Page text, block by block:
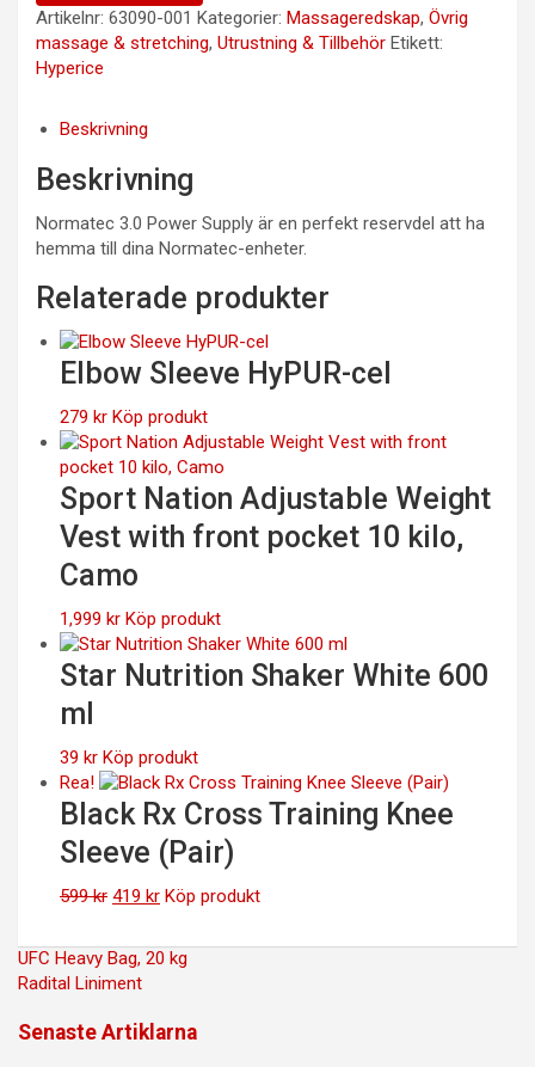
Artikelnr: 63090-001 Kategorier: Massageredskap, Övrig
massage & stretching, Utrustning & Tillbehör Etikett:
Hyperice
Beskrivning
Beskrivning
Normatec 3.0 Power Supply är en perfekt reservdel att ha
hemma till dina Normatec-enheter.
Relaterade produkter
Elbow Sleeve HyPUR-cel
279 kr Köp produkt
Sport Nation Adjustable Weight
Vest with front pocket 10 kilo,
Camo
1,999 kr Köp produkt
Star Nutrition Shaker White 600
ml
39 kr Köp produkt
Rea!
Black Rx Cross Training Knee
Sleeve (Pair)
599kr Det
priset
var:
599 kr.
419 krDet
priset
är:
Köp produkt
Inläggsnavigering
UFC Heavy Bag, 20 kg
Radital Liniment
Senaste Artiklarna